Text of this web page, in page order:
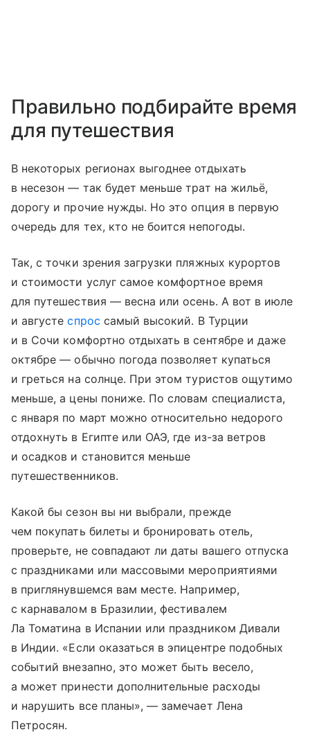
Правильно подбирайте время
для путешествия
В некоторых регионах выгоднее отдыхать
в несезон — так будет меньше трат на жильё,
дорогу и прочие нужды. Но это опция в первую
очередь для тех, кто не боится непогоды.
Так, с точки зрения загрузки пляжных курортов
и стоимости услуг самое комфортное время
для путешествия — весна или осень. А вот в июле
и августеспрос самый высокий. В Турции
и в Сочи комфортно отдыхать в сентябре и даже
октябре — обычно погода позволяет купаться
и греться на солнце. При этом туристов ощутимо
меньше, а цены пониже. По словам специалиста,
с января по март можно относительно недорого
отдохнуть в Египте или ОАЭ, где из-за ветров
и осадков и становится меньше
путешественников.
Какой бы сезон вы ни выбрали, прежде
чем покупать билеты и бронировать отель,
проверьте, не совпадают ли даты вашего отпуска
с праздниками или массовыми мероприятиями
в приглянувшемся вам месте. Например,
с карнавалом в Бразилии, фестивалем
Ла Томатина в Испании или праздником Дивали
в Индии. «Если оказаться в эпицентре подобных
событий внезапно, это может быть весело,
а может принести дополнительные расходы
и нарушить все планы», — замечает Лена
Петросян.